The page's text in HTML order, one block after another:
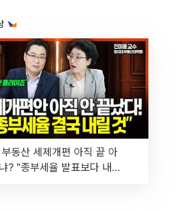
부동산 세제개편 아직 끝 아
냐? "종부세율 발표보다 내릴